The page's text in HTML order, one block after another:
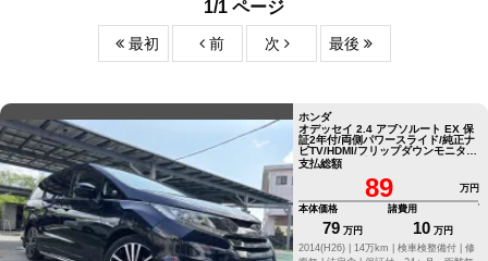
1/1 ページ
最初 前 次 最後
ホンダ
オデッセイ 2.4 アブソルート EX 保
証2年付/両側パワースライド/純正ナ
ビTV/HDMI/フリップダウンモニタ
ー/ハーフレザーシート
支払総額
89
万円
本体価格
79 万円
諸費用
10 万円
2014(H26) |
14万km | 検車検整備付 | 修